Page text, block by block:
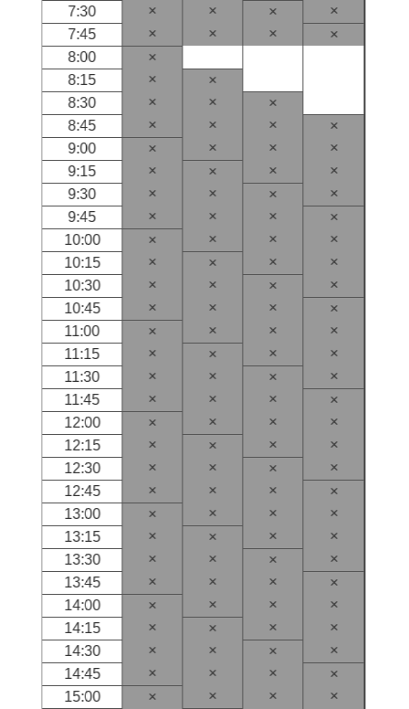
7:30
× × ×
×
7:45
× × ×
×
8:00
×
8:15
×
×
8:30
× ×
×
8:45
× × ×
×
9:00
× × ×
×
9:15
× × ×
×
9:30
× × ×
×
9:45
× × ×
×
10:00
× × ×
×
10:15
× × ×
×
10:30
× × ×
×
10:45
× × ×
×
11:00
× × ×
×
11:15
× × ×
×
11:30
× × ×
×
11:45
× × ×
×
12:00
× × ×
×
12:15
× × ×
×
12:30
× × ×
×
12:45
× × ×
×
13:00
× × ×
×
13:15
× × ×
×
13:30
× × ×
×
13:45
× × ×
×
14:00
× × ×
×
14:15
× × ×
×
14:30
× × ×
×
14:45
× × ×
×
15:00
× × ×
×